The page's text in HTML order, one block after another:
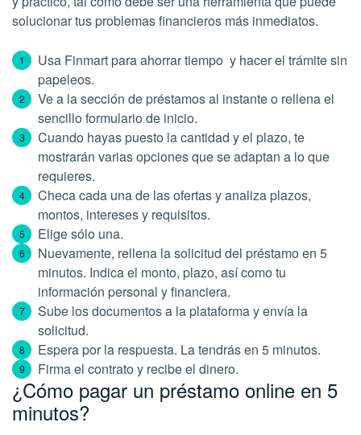
solucionar tus problemas financieros más inmediatos.
Usa Finmart para ahorrar tiempo y hacer el trámite sin
papeleos.
Ve a la sección de préstamos al instante o rellena el
sencillo formulario de inicio.
Cuando hayas puesto la cantidad y el plazo, te
mostrarán varias opciones que se adaptan a lo que
requieres.
Checa cada una de las ofertas y analiza plazos,
montos, intereses y requisitos.
Elige sólo una.
Nuevamente, rellena la solicitud del préstamo en 5
minutos. Indica el monto, plazo, así como tu
información personal y financiera.
Sube los documentos a la plataforma y envía la
solicitud.
Espera por la respuesta. La tendrás en 5 minutos.
Firma el contrato y recibe el dinero.
¿Cómo pagar un préstamo online en 5
minutos?